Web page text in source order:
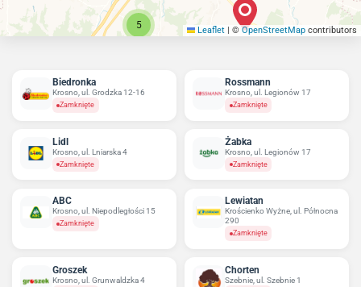
5 Leaflet | ©OpenStreetMap contributors
Biedronka
Krosno, ul. Grodzka 12-16
Zamknięte
Rossmann
Krosno, ul. Legionów 17
Zamknięte
Lidl
Krosno, ul. Lniarska 4
Zamknięte
Żabka
Krosno, ul. Legionów 17
Zamknięte
ABC
Krosno, ul. Niepodległości 15
Zamknięte
Lewiatan
Krościenko Wyżne, ul. Północna
290
Zamknięte
Groszek
Krosno, ul. Grunwaldzka 4
Chorten
Szebnie, ul. Szebnie 1